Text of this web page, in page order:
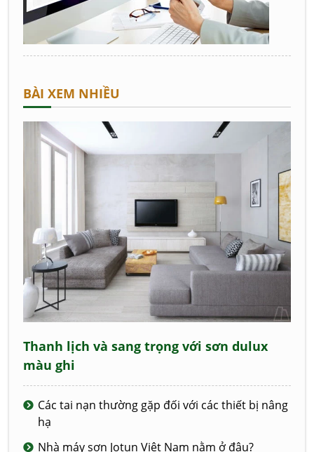
BÀI XEM NHIỀU
Thanh lịch và sang trọng với sơn dulux
màu ghi
Các tai nạn thường gặp đối với các thiết bị nâng
hạ
Nhà máy sơn Jotun Việt Nam nằm ở đâu?